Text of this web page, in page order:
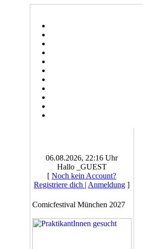
06.08.2026, 22:16 Uhr
Hallo _GUEST
[ Noch kein Account?
Registriere dich | Anmeldung ]
Comicfestival München 2027